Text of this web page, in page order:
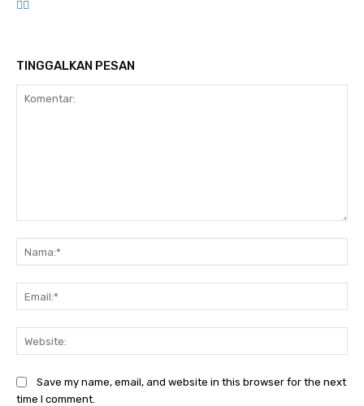
TINGGALKAN PESAN
Save my name, email, and website in this browser for the next
time I comment.